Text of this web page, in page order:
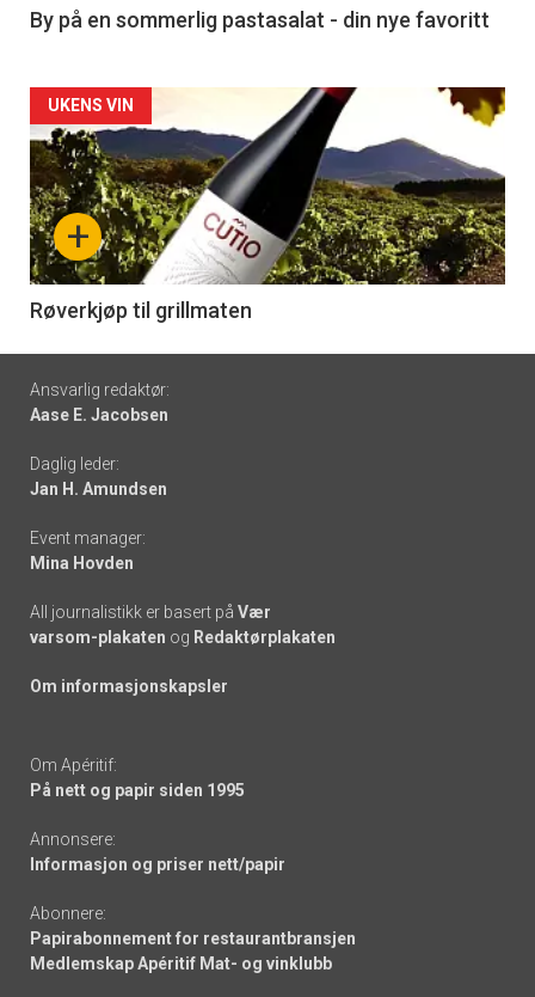
5
By på en sommerlig pastasalat - din nye favoritt
Forsiden
akkurat
nå
-
6
+
UKENS VIN
Røverkjøp til grillmaten
Footer
-
links
Ansvarlig redaktør:
Aase E. Jacobsen
Daglig leder:
Jan H. Amundsen
Event manager:
Mina Hovden
All journalistikk er basert på Vær
varsom-plakaten og Redaktørplakaten
Om informasjonskapsler
Om Apéritif:
På nett og papir siden 1995
Annonsere:
Informasjon og priser nett/papir
Abonnere:
Papirabonnement for restaurantbransjen
Medlemskap Apéritif Mat- og vinklubb